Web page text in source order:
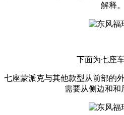
解释。
下面为七座
七座蒙派克与其他款型从前部的
需要从侧边和和